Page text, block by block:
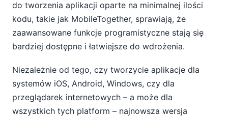
do tworzenia aplikacji oparte na minimalnej ilości
kodu, takie jak MobileTogether, sprawiają, że
zaawansowane funkcje programistyczne stają się
bardziej dostępne i łatwiejsze do wdrożenia.
Niezależnie od tego, czy tworzycie aplikacje dla
systemów iOS, Android, Windows, czy dla
przeglądarek internetowych – a może dla
wszystkich tych platform – najnowsza wersja